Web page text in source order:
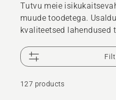
Tutvu meie
muude toodetega.
kvaliteetsed lahendused
127 products